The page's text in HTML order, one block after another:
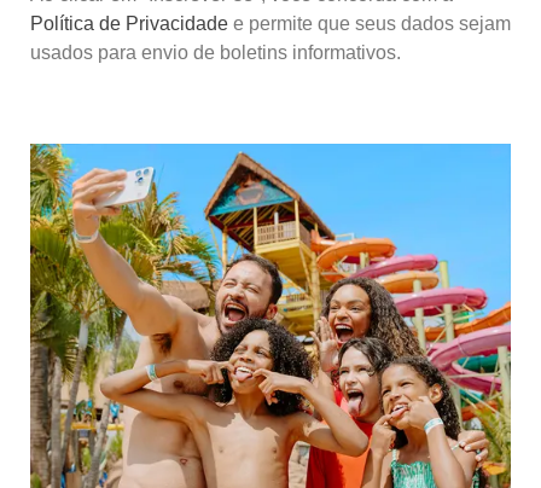
Política de Privacidade e permite que seus dados sejam
usados para envio de boletins informativos.